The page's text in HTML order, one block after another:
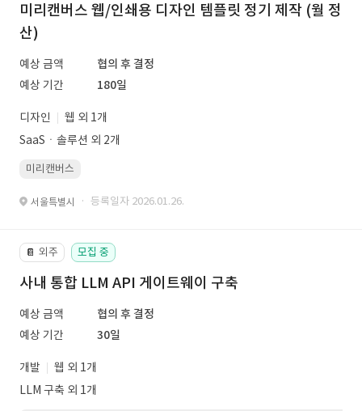
미리캔버스 웹/인쇄용 디자인 템플릿 정기 제작 (월 정
산)
예상 금액
협의 후 결정
예상 기간
180일
디자인
웹 외 1개
SaaSㆍ솔루션 외 2개
미리캔버스
서울특별시 · 등록일자 2026.01.26.
📔 외주 모집 중
사내 통합 LLM API 게이트웨이 구축
예상 금액
협의 후 결정
예상 기간
30일
개발
웹 외 1개
LLM 구축 외 1개